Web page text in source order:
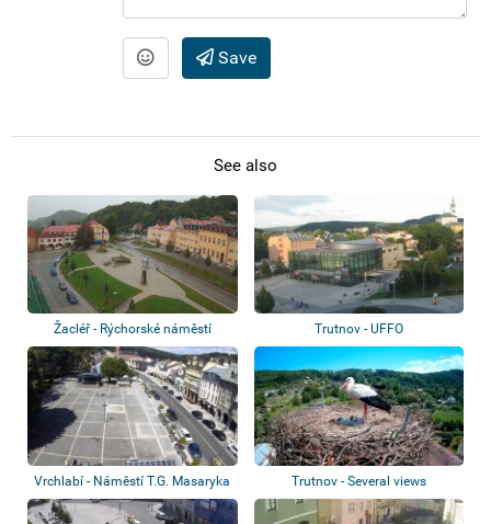
Save
See also
Žacléř - Rýchorské náměstí Trutnov - UFFO
Vrchlabí - Náměstí T.G. Masaryka Trutnov - Several views